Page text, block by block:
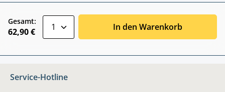
Gesamt:
62,90 € In den Warenkorb
Service-Hotline